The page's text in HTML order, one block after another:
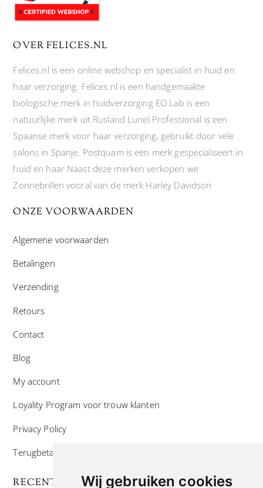
Wij gebruiken cookies
OVER FELICES.NL
Felices.nl is een online webshop en specialist in huid en
haar verzorging. Felices.nl is een handgemaakte
biologische merk in huidverzorging EO Lab is een
natuurlijke merk uit Rusland Lunel Professional is een
Spaanse merk voor haar verzorging, gebruikt door vele
salons in Spanje. Postquam is een merk gespecialiseert in
huid en haar Naast deze merken verkopen we
Zonnebrillen vooral van de merk Harley Davidson
ONZE VOORWAARDEN
Algemene voorwaarden
Betalingen
Verzending
Retours
Contact
Blog
My account
Loyality Program voor trouw klanten
Privacy Policy
Terugbetaal- en retourneringsbeleid
RECENTE POSTS